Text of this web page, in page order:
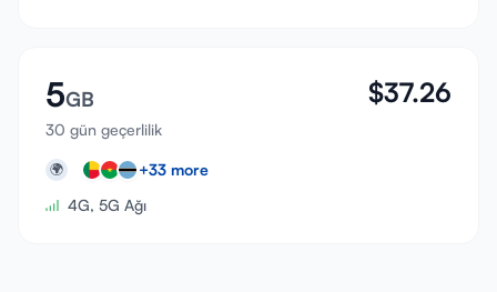
5GB
30 gün geçerlilik
$37.26
🌍 +33 more
4G, 5G Ağı